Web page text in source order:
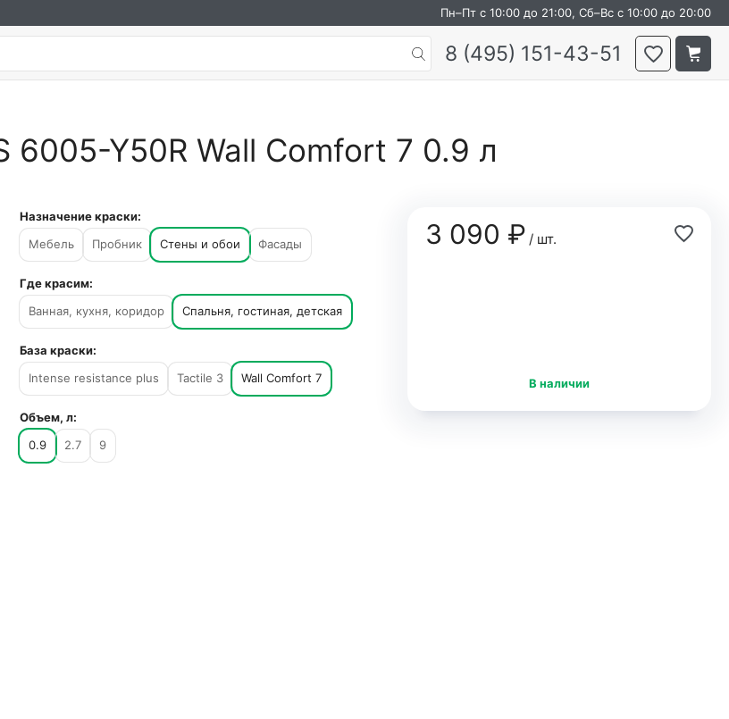
Пн–Пт с 10:00 до 21:00, Сб–Вс с 10:00 до 20:00
8 (495) 151-43-51
6005-Y50R Wall Comfort 7 0.9 л
3 090 ₽/ шт.
В наличии
Назначение краски:
Мебель
Пробник Стены и обои Фасады
Где красим:
Ванная, кухня, коридор
Спальня, гостиная, детская
База краски:
Intense resistance plus
Tactile 3 Wall Comfort 7
Объем, л:
0.9
2.7 9